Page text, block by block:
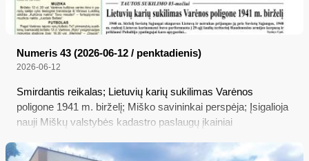
Numeris 43 (2026-06-12 / penktadienis)
2026-06-12
Smirdantis reikalas; Lietuvių karių sukilimas Varėnos
poligone 1941 m. birželį; Miško savininkai perspėja; Įsigalioja
nauji Miškų valstybės kadastro paslaugų įkainiai